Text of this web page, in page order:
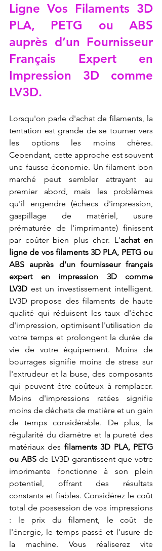
Ligne Vos Filaments 3D
PLA, PETG ou ABS
auprès d’un Fournisseur
Français Expert en
Impression 3D comme
LV3D.
Lorsqu'on parle d'achat de filaments, la
tentation est grande de se tourner vers
les options les moins chères.
Cependant, cette approche est souvent
une fausse économie. Un filament bon
marché peut sembler attrayant au
premier abord, mais les problèmes
qu'il engendre (échecs d'impression,
gaspillage de matériel, usure
prématurée de l'imprimante) finissent
par coûter bien plus cher. L'achat en
ligne de vos filaments 3D PLA, PETG ou
ABS auprès d’un fournisseur français
expert en impression 3D comme
LV3D est un investissement intelligent.
LV3D propose des filaments de haute
qualité qui réduisent les taux d'échec
d'impression, optimisent l'utilisation de
votre temps et prolongent la durée de
vie de votre équipement. Moins de
bourrages signifie moins de stress sur
l'extrudeur et la buse, des composants
qui peuvent être coûteux à remplacer.
Moins d'impressions ratées signifie
moins de déchets de matière et un gain
de temps considérable. De plus, la
régularité du diamètre et la pureté des
matériaux des filaments 3D PLA, PETG
ou ABS de LV3D garantissent que votre
imprimante fonctionne à son plein
potentiel, offrant des résultats
constants et fiables. Considérez le coût
total de possession de vos impressions
: le prix du filament, le coût de
l'énergie, le temps passé et l'usure de
la machine. Vous réaliserez vite